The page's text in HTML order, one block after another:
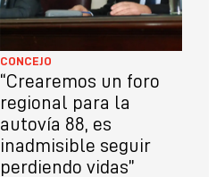
CONCEJO
“Crearemos un foro
regional para la
autovía 88, es
inadmisible seguir
perdiendo vidas”